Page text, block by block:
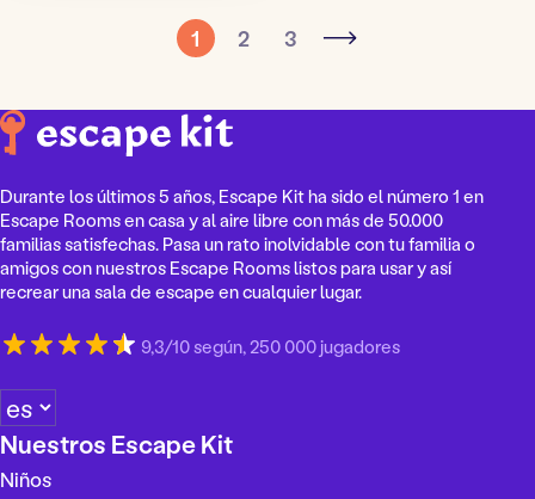
1 2 3
Durante los últimos 5 años, Escape Kit ha sido el número 1 en
Escape Rooms en casa y al aire libre con más de 50.000
familias satisfechas. Pasa un rato inolvidable con tu familia o
amigos con nuestros Escape Rooms listos para usar y así
recrear una sala de escape en cualquier lugar.
9,3/10 según, 250 000 jugadores
E
l
e
g
Nuestros Escape Kit
Niños